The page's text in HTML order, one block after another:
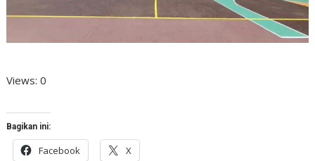
Views: 0
Bagikan ini:
Facebook X